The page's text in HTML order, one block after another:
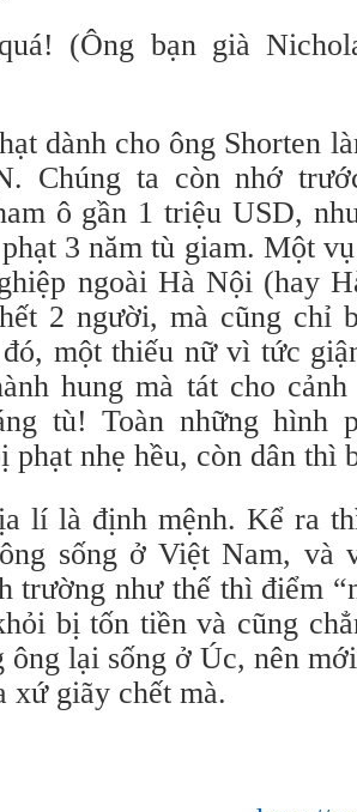
(Ông bạn già
dành cho ông Shorten
Chúng ta còn nhớ
ô gần 1 triệu USD,
3 năm tù giam. Một
ngoài Hà Nội (hay
2 người, mà cũng chỉ
một thiếu nữ vì tức
hung mà tát cho
tù! Toàn những hình
phạt nhẹ hều, còn dân thì
lí là định mệnh. Kể ra
sống ở Việt Nam,
trường như thế thì điểm
bị tốn tiền và cũng
ông lại sống ở Úc, nên
xứ giãy chết mà.